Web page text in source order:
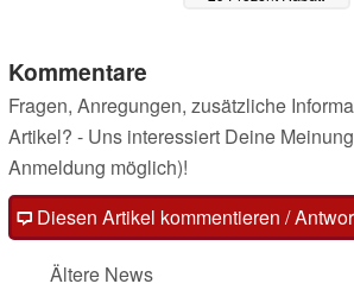
Kommentare
Fragen, Anregungen, zusätzliche
Artikel? - Uns interessiert Deine
Anmeldung möglich)!
Diesen Artikel kommentieren /
Ältere News